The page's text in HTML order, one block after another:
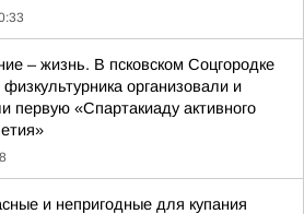
– жизнь. В псковском Соцгородке
организовали и
первую «Спартакиаду активного
и непригодные для купания